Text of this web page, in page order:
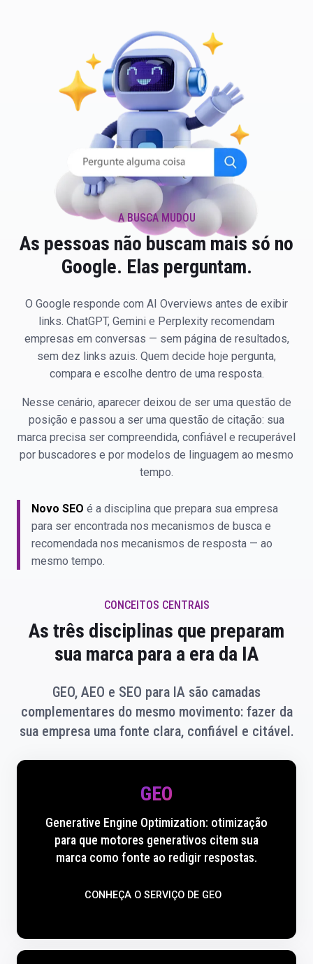
A BUSCA MUDOU
As pessoas não buscam mais só no
Google. Elas perguntam.
O Google responde com AI Overviews antes de exibir
links. ChatGPT, Gemini e Perplexity recomendam
empresas em conversas — sem página de resultados,
sem dez links azuis. Quem decide hoje pergunta,
compara e escolhe dentro de uma resposta.
Nesse cenário, aparecer deixou de ser uma questão de
posição e passou a ser uma questão de citação: sua
marca precisa ser compreendida, confiável e recuperável
por buscadores e por modelos de linguagem ao mesmo
tempo.
Novo SEO é a disciplina que prepara sua empresa
para ser encontrada nos mecanismos de busca e
recomendada nos mecanismos de resposta — ao
mesmo tempo.
CONCEITOS CENTRAIS
As três disciplinas que preparam
sua marca para a era da IA
GEO, AEO e SEO para IA são camadas
complementares do mesmo movimento: fazer da
sua empresa uma fonte clara, confiável e citável.
GEO
Generative Engine Optimization: otimização
para que motores generativos citem sua
marca como fonte ao redigir respostas.
CONHEÇA O SERVIÇO DE GEO